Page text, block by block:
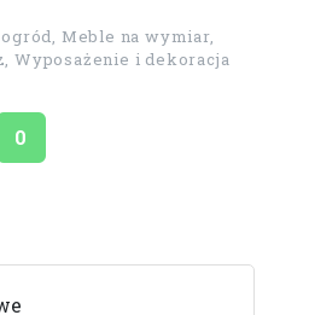
Meble na wymiar,
Wyposażenie i dekoracja
Ocena
0